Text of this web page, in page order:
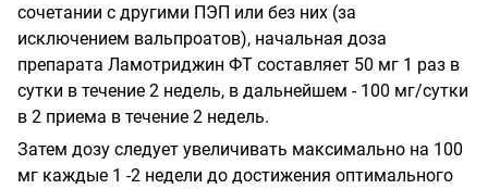
сочетании с другими ПЭП или без них (за
исключением вальпроатов), начальная доза
препарата Ламотриджин ФТ составляет 50 мг 1 раз в
сутки в течение 2 недель, в дальнейшем - 100 мг/сутки
в 2 приема в течение 2 недель.
Затем дозу следует увеличивать максимально на 100
мг каждые 1 -2 недели до достижения оптимального